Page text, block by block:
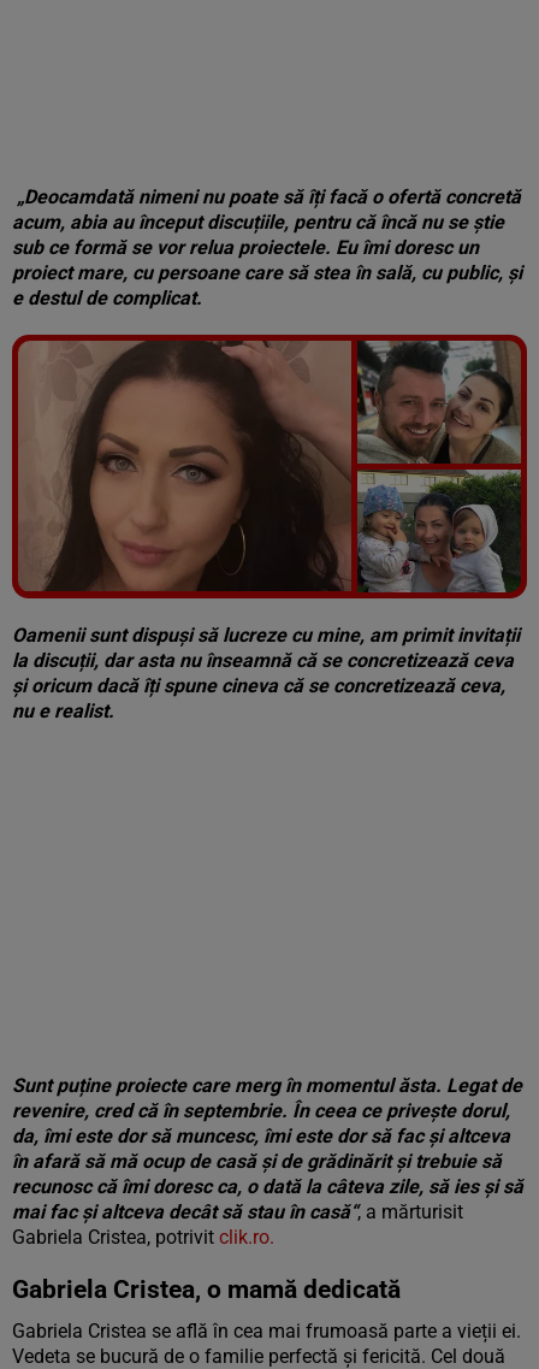
„Deocamdată nimeni nu poate să îți facă o ofertă concretă
acum, abia au început discuțiile, pentru că încă nu se știe
sub ce formă se vor relua proiectele. Eu îmi doresc un
proiect mare, cu persoane care să stea în sală, cu public, și
e destul de complicat.
Vezi galeria foto
4 poze
Oamenii sunt dispuși să lucreze cu mine, am primit invitații
la discuții, dar asta nu înseamnă că se concretizează ceva
și oricum dacă îți spune cineva că se concretizează ceva,
nu e realist.
Sunt puține proiecte care merg în momentul ăsta. Legat de
revenire, cred că în septembrie. În ceea ce privește dorul,
da, îmi este dor să muncesc, îmi este dor să fac și altceva
în afară să mă ocup de casă și de grădinărit și trebuie să
recunosc că îmi doresc ca, o dată la câteva zile, să ies și să
mai fac și altceva decât să stau în casă“, a mărturisit
Gabriela Cristea, potrivit clik.ro.
Gabriela Cristea, o mamă dedicată
Gabriela Cristea se află în cea mai frumoasă parte a vieții ei.
Vedeta se bucură de o familie perfectă și fericită. Cel două